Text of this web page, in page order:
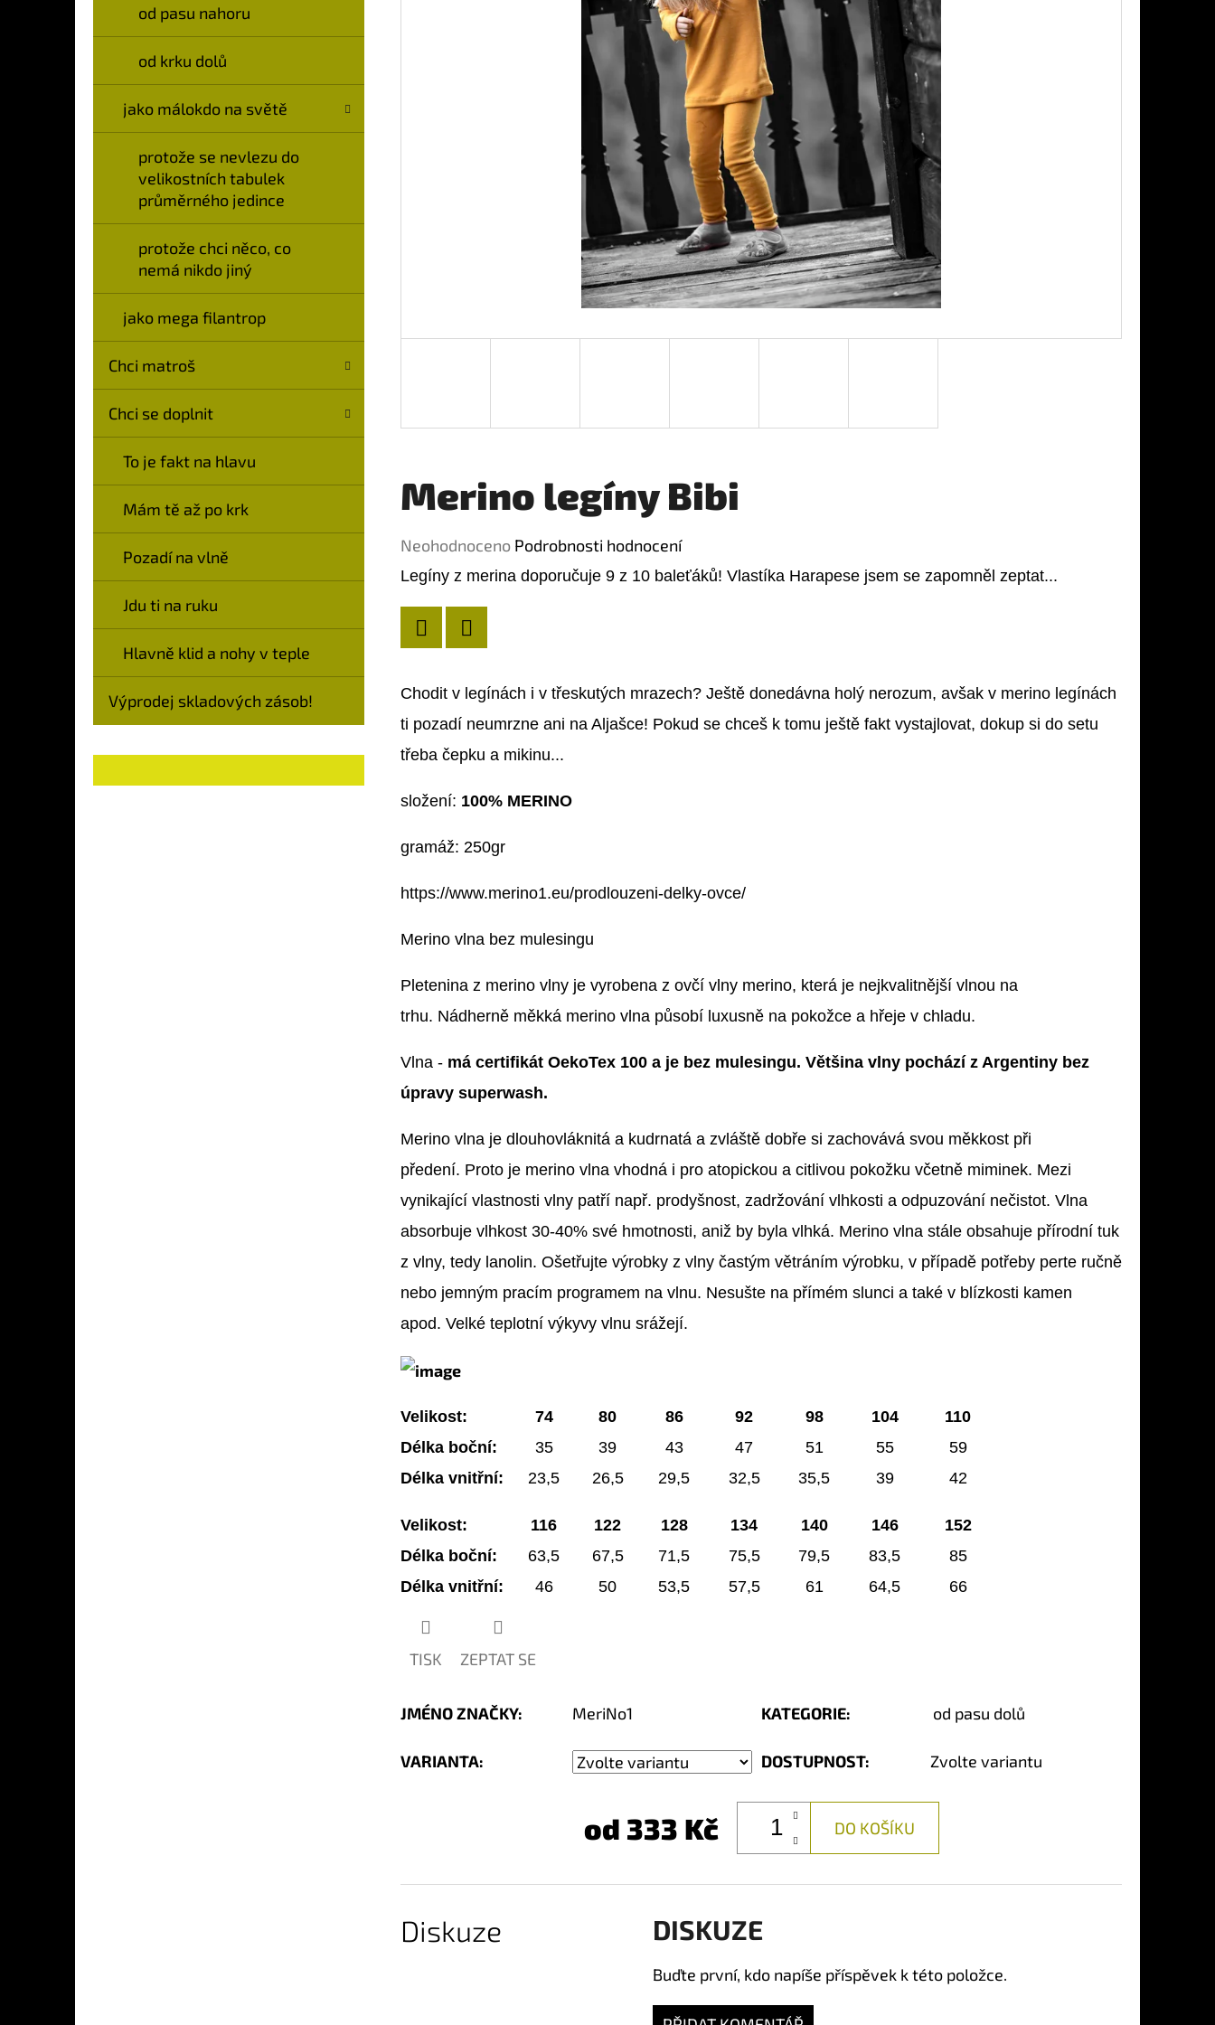
N
od pasu nahoru
od krku dolů
jako málokdo na světě
protože se nevlezu do
velikostních tabulek
průměrného jedince
protože chci něco, co
nemá nikdo jiný
jako mega filantrop
Chci matroš
Chci se doplnit
To je fakt na hlavu
Mám tě až po krk
Pozadí na vlně
Jdu ti na ruku
Hlavně klid a nohy v teple
Výprodej skladových zásob!
Merino legíny Bibi
Průměrné
hodnocení
produktu
z
5
hvězdiček.
Neohodnoceno Podrobnosti hodnocení
Legíny z merina doporučuje 9 z 10 baleťáků! Vlastíka Harapese jsem se zapomněl zeptat...
Chodit v legínách i v třeskutých mrazech? Ještě donedávna holý nerozum, avšak v merino legínách
ti pozadí neumrzne ani na Aljašce! Pokud se chceš k tomu ještě fakt vystajlovat, dokup si do setu
třeba čepku a mikinu...
složení: 100% MERINO
gramáž: 250gr
https://www.merino1.eu/prodlouzeni-delky-ovce/
Merino vlna bez mulesingu
Pletenina z merino vlny je vyrobena z ovčí vlny merino, která je nejkvalitnější vlnou na
trhu. Nádherně měkká merino vlna působí luxusně na pokožce a hřeje v chladu.
Vlna - má certifikát OekoTex 100 a je bez mulesingu. Většina vlny pochází z Argentiny bez
úpravy superwash.
Merino vlna je dlouhovláknitá a kudrnatá a zvláště dobře si zachovává svou měkkost při
předení. Proto je merino vlna vhodná i pro atopickou a citlivou pokožku včetně miminek. Mezi
vynikající vlastnosti vlny patří např. prodyšnost, zadržování vlhkosti a odpuzování nečistot. Vlna
absorbuje vlhkost 30-40% své hmotnosti, aniž by byla vlhká. Merino vlna stále obsahuje přírodní tuk
z vlny, tedy lanolin. Ošetřujte výrobky z vlny častým větráním výrobku, v případě potřeby perte ručně
nebo jemným pracím programem na vlnu. Nesušte na přímém slunci a také v blízkosti kamen
apod. Velké teplotní výkyvy vlnu srážejí.
Velikost: 74 80 86 92 98 104
110
Délka boční:
35 39 43 47 51 55
59
Délka vnitřní:
23,5 26,5 29,5 32,5 35,5 39 42
Velikost: 116 122 128 134 140 146
152
Délka boční:
63,5 67,5 71,5 75,5 79,5 83,5
85
Délka vnitřní:
46 50 53,5 57,5 61 64,5 66
TISK ZEPTAT SE
JMÉNO ZNAČKY: MeriNo1
VARIANTA:
KATEGORIE: od pasu dolů
DOSTUPNOST: Zvolte variantu
od 333 Kč DO KOŠÍKU
Diskuze DISKUZE
Buďte první, kdo napíše příspěvek k této položce.